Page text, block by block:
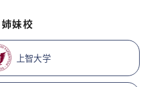
姉妹校
上智大学